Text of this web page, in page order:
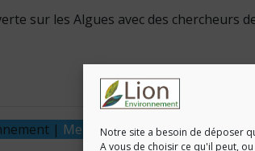
Notre site a besoin de déposer
A vous de choisir ce qu'il peut,
sur les Algues avec des chercheurs
| Mentions légales & Politique